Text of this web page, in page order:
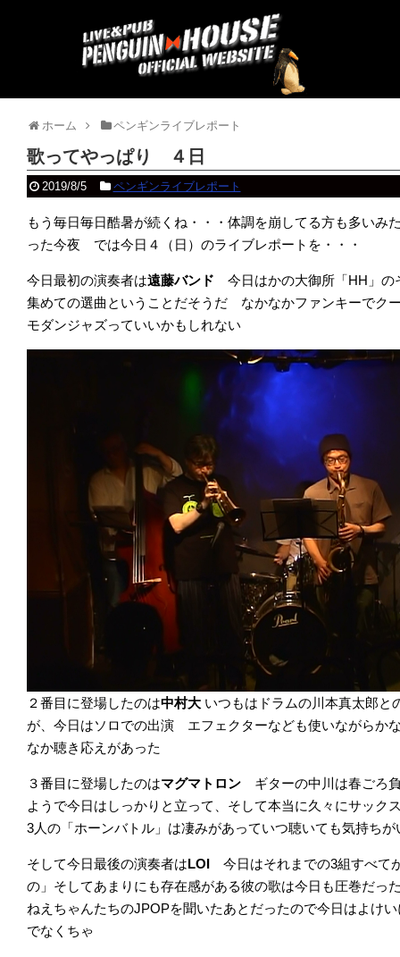
ホーム ペンギンライブレポート
歌ってやっぱり ４日
2019/8/5 ペンギンライブレポート
もう毎日毎日酷暑が続くね・・・体調を崩してる方も多い
った今夜 では今日４（日）のライブレポートを・・・
今日最初の演奏者は遠藤バンド 今日はかの大御所「HH」
集めての選曲ということだそうだ なかなかファンキーでク
モダンジャズっていいかもしれない
２番目に登場したのは中村大 いつもはドラムの川本真太郎と
が、今日はソロでの出演 エフェクターなども使いながらか
なか聴き応えがあった
３番目に登場したのはマグマトロン ギターの中川は春ごろ
ようで今日はしっかりと立って、そして本当に久々にサッ
3人の「ホーンバトル」は凄みがあっていつ聴いても気持ちが
そして今日最後の演奏者はLOI 今日はそれまでの3組すべて
の」そしてあまりにも存在感がある彼の歌は今日も圧巻だ
ねえちゃんたちのJPOPを聞いたあとだったので今日はよけ
でなくちゃ